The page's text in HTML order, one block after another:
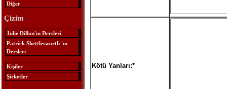
Diğer
Çizim
Julie Dillon'ın Dersleri
Patrick Shettlesworth 'ın
Dersleri
Kişiler
Şirketler
Kötü Yanları:*